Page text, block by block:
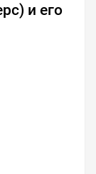
и его